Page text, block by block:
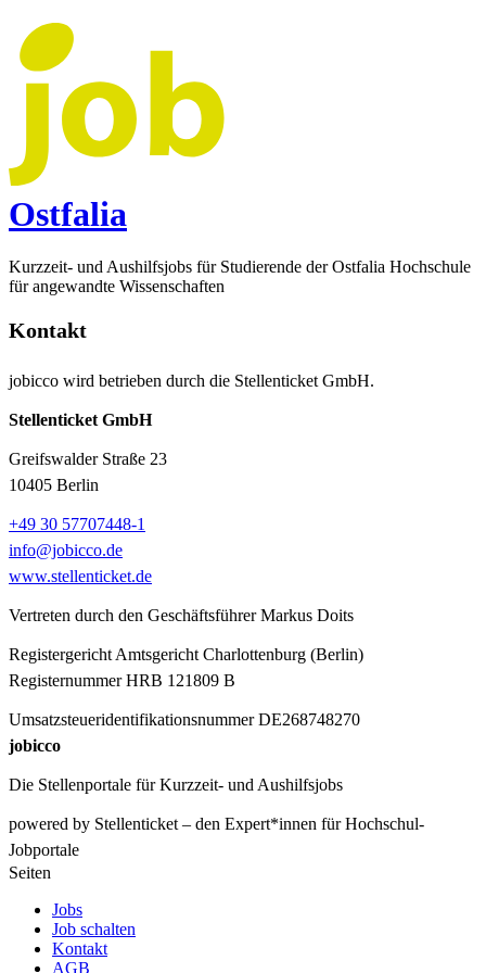
Ostfalia
Kurzzeit- und Aushilfsjobs für Studierende der Ostfalia Hochschule
für angewandte Wissenschaften
Kontakt
jobicco wird betrieben durch die Stellenticket GmbH.
Stellenticket GmbH
Greifswalder Straße 23
10405 Berlin
+49 30 57707448-1
info@jobicco.de
www.stellenticket.de
Vertreten durch den Geschäftsführer Markus Doits
Registergericht Amtsgericht Charlottenburg (Berlin)
Registernummer HRB 121809 B
Umsatzsteueridentifikationsnummer DE268748270
jobicco
Die Stellenportale für Kurzzeit- und Aushilfsjobs
powered by Stellenticket – den Expert*innen für Hochschul-
Jobportale
Seiten
Jobs
Job schalten
Kontakt
AGB